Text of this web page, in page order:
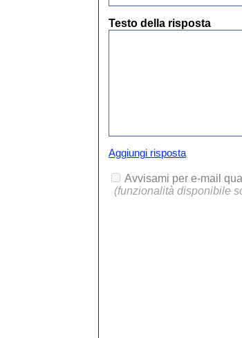
Testo della risposta
Aggiungi risposta
Avvisami per e-mail
(funzionalità disponibile